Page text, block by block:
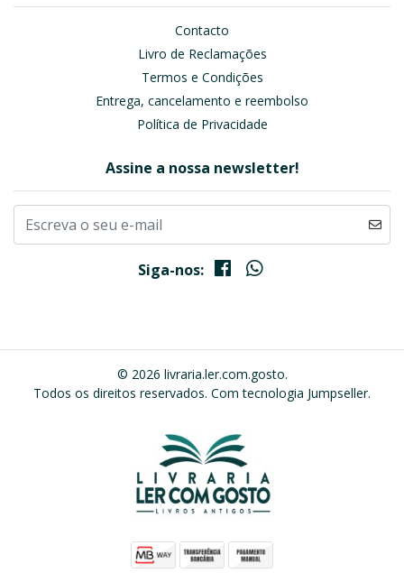
Contacto
Livro de Reclamações
Termos e Condições
Entrega, cancelamento e reembolso
Política de Privacidade
Assine a nossa newsletter!
Siga-nos:
© 2026 livraria.ler.com.gosto.
Todos os direitos reservados. Com tecnologia Jumpseller.